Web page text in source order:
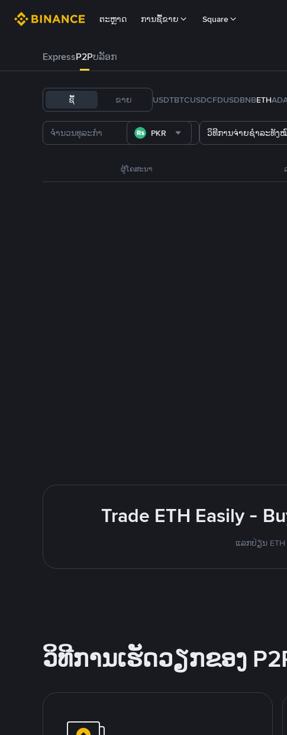
ຕະຫຼາດ ການຊື້ຂາຍ Square
ExpressP2Pບລັອກ
ຊື້ ຂາຍ USDTBTCUSDCFDUSDBNBETH
PKR ວິທີການຈ່າຍຊຳລະທັງ
ຜູ້ໂຄສະນາ
Trade ETH Easily -
ແລກປ່ຽນ
ວິທີການເຮັດວຽກຂອງ